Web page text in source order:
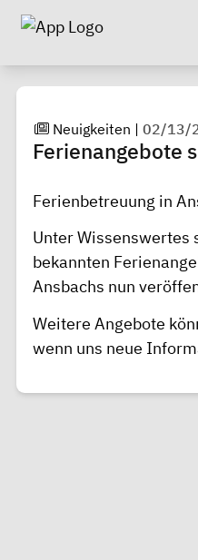
Neuigkeiten |02/13/
Ferienangebote
Ferienbetreuung in
Unter Wissenswertes
bekannten
Ansbachs nun
Weitere Angebote
wenn uns neue